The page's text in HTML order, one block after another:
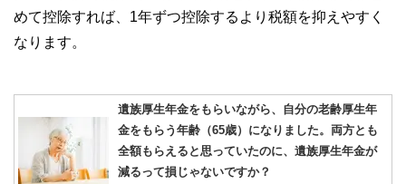
めて控除すれば、1年ずつ控除するより税額を抑えやすく
なります。
遺族厚生年金をもらいながら、自分の老齢厚生年
金をもらう年齢（65歳）になりました。両方とも
全額もらえると思っていたのに、遺族厚生年金が
減るって損じゃないですか？